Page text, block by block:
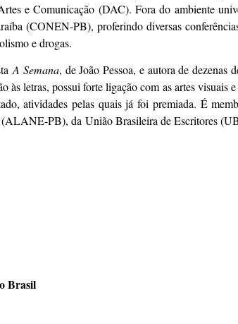
e Comunicação (DAC). Fora do ambiente
(CONEN-PB), proferindo diversas
e drogas.
A Semana, de João Pessoa, e autora de dezenas
às letras, possui forte ligação com as artes visuais
atividades pelas quais já foi premiada. É
PB), da União Brasileira de Escritores
Brasil